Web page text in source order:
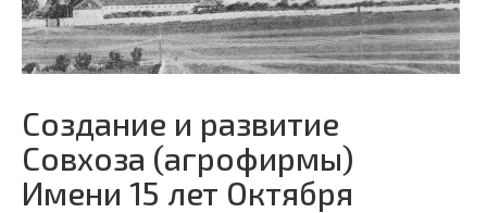
Создание и развитие
Совхоза (агрофирмы)
Имени 15 лет Октября